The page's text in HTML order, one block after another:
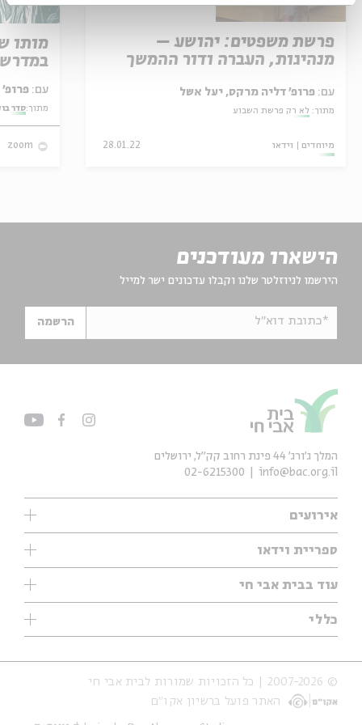
פרשת משפטים: יהושע –
מנהיגות, העברה ודור ההמשך
עם: פרופ' דליה מרקס, יעל אשל
מתוך: לא רק פרשת השבוע
מיוחדים וידאו 28.01.22
מותו
עם: פרופ' אביגדור שנאן
מתוך:סדר
zoom
הישארו מעודכנים
הירשמו לניוזלטר שלנו וקבלו עדכונים ישר למייל
*כתובת דוא"ל הרשמה
אירועים
עיון
אנגלית
נוער
סדרות
אירועי עבר
אירועים בירושלים
ספריית וידאו
ילדים
מוזיקה
עיון
מיוחדים
עוד בבית אבי חי
תערוכות
מיוחדים
כללי
אודות
הצהרת נגישות
תנאי שימוש והצהרת פרטיות
המלך ג'ורג' 44 פינת רחוב קק״ל, ירושלים
info@bac.org.il
02-6215300
© 2007-2026 | כל הזכויות שמורות לבית אבי חי
האתר פועל ברשיון אקו״ם